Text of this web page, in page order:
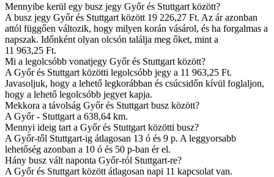
Mennyibe kerül egy busz jegy Győr és Stuttgart között?
A busz jegy Győr és Stuttgart között 19 226,27 Ft. Az ár azonban
attól függően változik, hogy milyen korán vásárol, és ha forgalmas a
napszak. Időnként olyan olcsón találja meg őket, mint a
11 963,25 Ft.
Mi a legolcsóbb vonatjegy Győr és Stuttgart között?
A Győr és Stuttgart közötti legolcsóbb jegy a 11 963,25 Ft.
Javasoljuk, hogy a lehető legkorábban és csúcsidőn kívül foglaljon,
hogy a lehető legolcsóbb jegyet kapja.
Mekkora a távolság Győr és Stuttgart busz között?
A Győr - Stuttgart a 638,64 km.
Mennyi ideig tart a Győr és Stuttgart közötti busz?
A Győr-től Stuttgart-ig átlagosan 13 ó és 9 p. A leggyorsabb
lehetőség azonban a 10 ó és 50 p-ban ér el.
Hány busz vált naponta Győr-ról Stuttgart-re?
A Győr és Stuttgart között átlagosan napi 11 kapcsolat van.